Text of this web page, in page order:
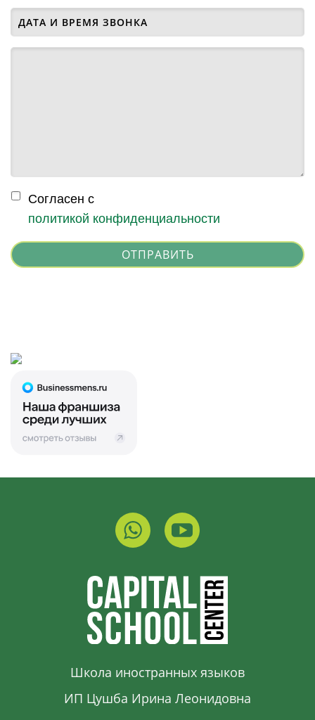
Согласен с
политикой конфиденциальности
ОТПРАВИТЬ
Школа иностранных языков
ИП Цушба Ирина Леонидовна